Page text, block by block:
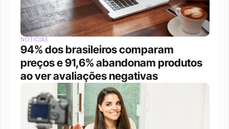
NOTÍCIAS
94% dos brasileiros comparam
preços e 91,6% abandonam produtos
ao ver avaliações negativas